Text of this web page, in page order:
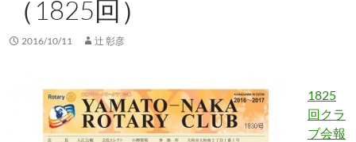
（1825回）
2016/10/11 辻 彰彦
1825
回クラ
ブ会報